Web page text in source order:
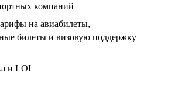
компаний
на авиабилеты,
билеты и визовую поддержку